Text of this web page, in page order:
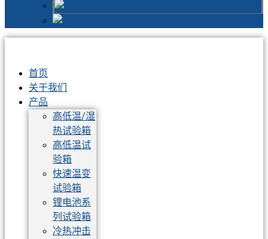
首页
关于我们
产品
高低温/湿
热试验箱
高低温试
验箱
快速温变
试验箱
锂电池系
列试验箱
冷热冲击